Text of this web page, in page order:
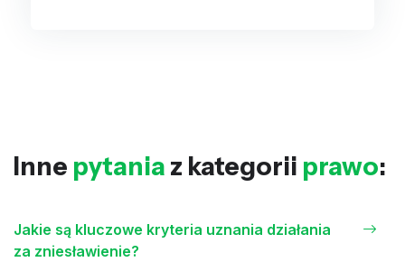
Inne pytania z kategorii prawo:
Jakie są kluczowe kryteria uznania działania
za zniesławienie?